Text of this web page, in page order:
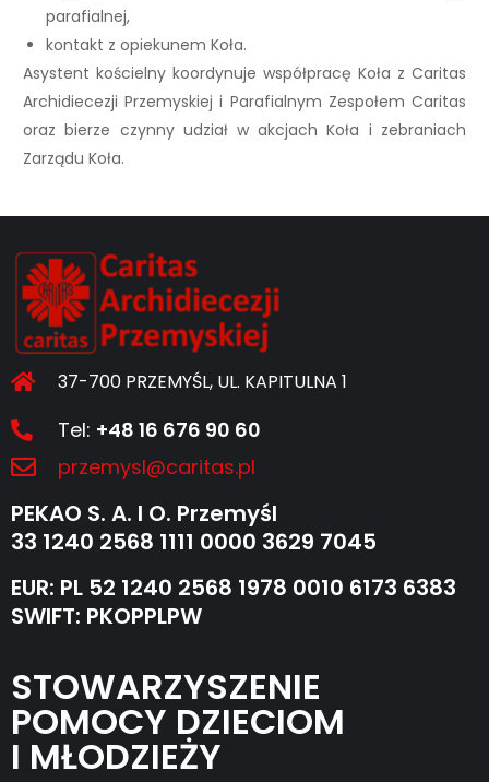
parafialnej,
kontakt z opiekunem Koła.
Asystent kościelny koordynuje współpracę Koła z Caritas
Archidiecezji Przemyskiej i Parafialnym Zespołem Caritas
oraz bierze czynny udział w akcjach Koła i zebraniach
Zarządu Koła.
37-700 PRZEMYŚL, UL. KAPITULNA 1
Tel: +48 16 676 90 60
przemysl@caritas.pl
PEKAO S. A. I O. Przemyśl
33 1240 2568 1111 0000 3629 7045
EUR: PL 52 1240 2568 1978 0010 6173 6383
SWIFT: PKOPPLPW
STOWARZYSZENIE
POMOCY DZIECIOM
I MŁODZIEŻY